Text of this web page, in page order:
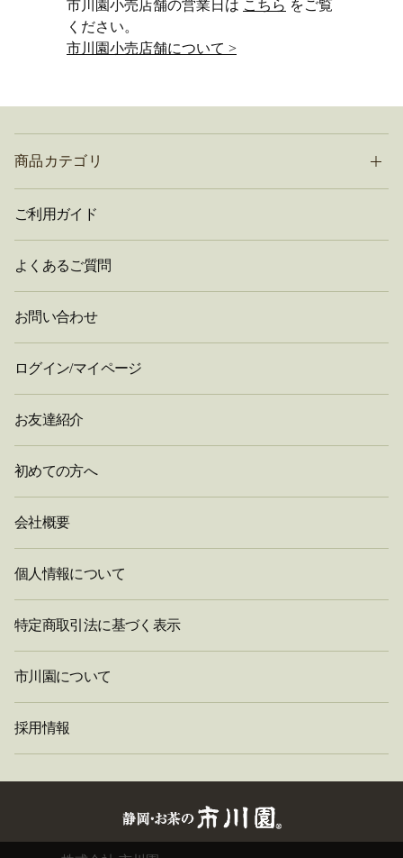
市川園小売店舗の営業日は こちら をご覧
ください。
市川園小売店舗について >
商品カテゴリ
ご利用ガイド
よくあるご質問
お問い合わせ
ログイン/マイページ
お友達紹介
初めての方へ
会社概要
個人情報について
特定商取引法に基づく表示
市川園について
採用情報
閉